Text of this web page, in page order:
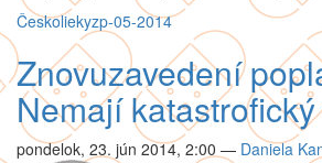
Českoliekyzp-05-2014
Znovuzavedení
Nemají
pondelok, 23. jún 2014, 2:00 — Daniela